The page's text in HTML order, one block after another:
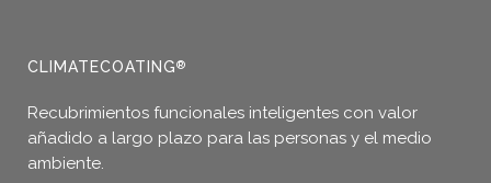
CLIMATECOATING®
Recubrimientos funcionales inteligentes con valor
añadido a largo plazo para las personas y el medio
ambiente.